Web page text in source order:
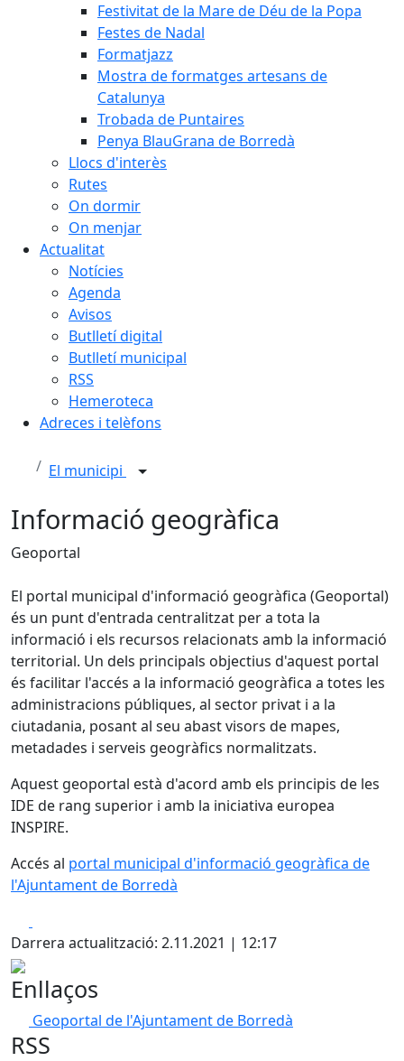
Festivitat de la Mare de Déu de la Popa
Festes de Nadal
Formatjazz
Mostra de formatges artesans de
Catalunya
Trobada de Puntaires
Penya BlauGrana de Borredà
Llocs d'interès
Rutes
On dormir
On menjar
Actualitat
Notícies
Agenda
Avisos
Butlletí digital
Butlletí municipal
RSS
Hemeroteca
Adreces i telèfons
El municipi
Informació geogràfica
Geoportal
El portal municipal d'informació geogràfica (Geoportal)
és un punt d'entrada centralitzat per a tota la
informació i els recursos relacionats amb la informació
territorial. Un dels principals objectius d'aquest portal
és facilitar l'accés a la informació geogràfica a totes les
administracions públiques, al sector privat i a la
ciutadania, posant al seu abast visors de mapes,
metadades i serveis geogràfics normalitzats.
Aquest geoportal està d'acord amb els principis de les
IDE de rang superior i amb la iniciativa europea
INSPIRE.
Accés al portal municipal d'informació geogràfica de
l'Ajuntament de Borredà
Darrera actualització: 2.11.2021 | 12:17
Enllaços
Geoportal de l'Ajuntament de Borredà
RSS